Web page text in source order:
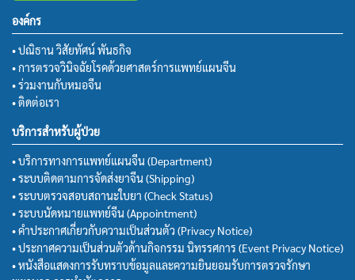
องค์กร
• ปณิธาน วิสัยทัศน์ พันธกิจ
• การตรวจวินิจฉัยโรคด้วยศาสตร์การแพทย์แผนจีน
• ร่วมงานกับหมอจีน
• ติดต่อเรา
บริการสำหรับผู้ป่วย
• บริการทางการแพทย์แผนจีน (Department)
• ระบบติดตามการจัดส่งยาจีน (Shipping)
• ระบบตรวจสอบสถานะใบยา (Check Status)
• ระบบนัดหมายแพทย์จีน (Appointment)
• คำประกาศเกี่ยวกับความเป็นส่วนตัว (Privacy Notice)
• ประกาศความเป็นส่วนตัวด้านกิจกรรม นิทรรศการ (Event Privacy Notice)
• หนังสือแสดงการรับทราบข้อมูลและความยินยอมรับการตรวจรักษา